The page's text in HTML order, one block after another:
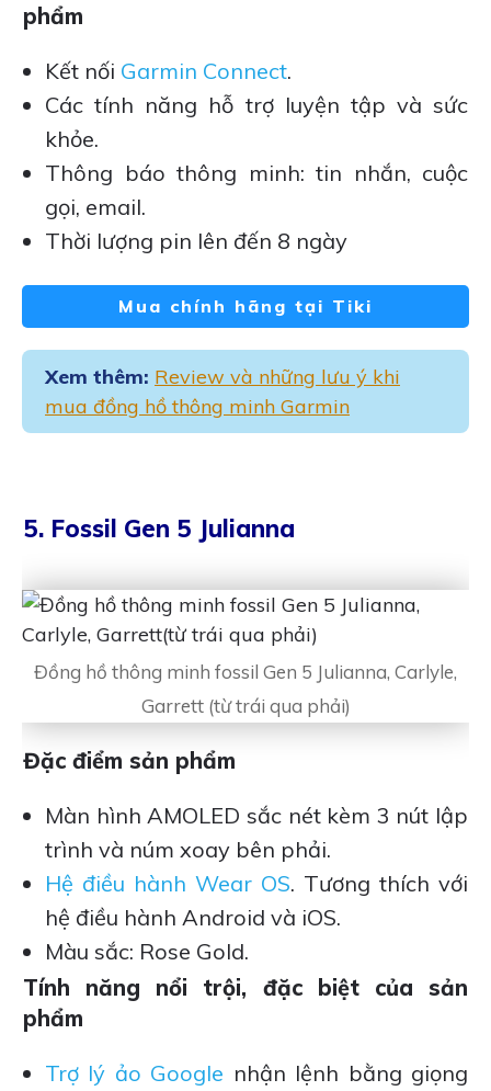
phẩm
Kết nối Garmin Connect.
Các tính năng hỗ trợ luyện tập và sức
khỏe.
Thông báo thông minh: tin nhắn, cuộc
gọi, email.
Thời lượng pin lên đến 8 ngày
Mua chính hãng tại Tiki
Xem thêm: Review và những lưu ý khi
mua đồng hồ thông minh Garmin
5. Fossil Gen 5 Julianna
Đồng hồ thông minh fossil Gen 5 Julianna, Carlyle,
Garrett (từ trái qua phải)
Đặc điểm sản phẩm
Màn hình AMOLED sắc nét kèm 3 nút lập
trình và núm xoay bên phải.
Hệ điều hành Wear OS. Tương thích với
hệ điều hành Android và iOS.
Màu sắc: Rose Gold.
Tính năng nổi trội, đặc biệt của sản
phẩm
Trợ lý ảo Google nhận lệnh bằng giọng